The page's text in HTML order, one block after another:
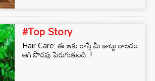
#Top Story
Hair Care: ఈ ఆకు రాస్తే మీ జుట్టు రాలడం
ఆగి పొడవు పెరుగుతుంది..!